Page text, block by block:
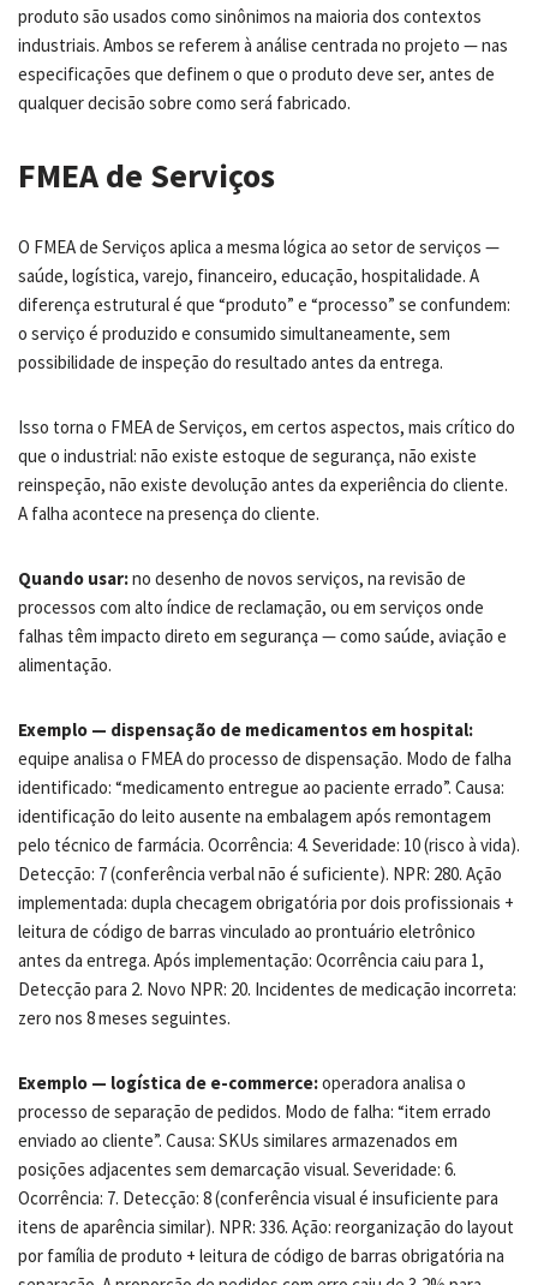
produto são usados como sinônimos na maioria dos contextos
industriais. Ambos se referem à análise centrada no projeto — nas
especificações que definem o que o produto deve ser, antes de
qualquer decisão sobre como será fabricado.
FMEA de Serviços
O FMEA de Serviços aplica a mesma lógica ao setor de serviços —
saúde, logística, varejo, financeiro, educação, hospitalidade. A
diferença estrutural é que “produto” e “processo” se confundem:
o serviço é produzido e consumido simultaneamente, sem
possibilidade de inspeção do resultado antes da entrega.
Isso torna o FMEA de Serviços, em certos aspectos, mais crítico do
que o industrial: não existe estoque de segurança, não existe
reinspeção, não existe devolução antes da experiência do cliente.
A falha acontece na presença do cliente.
Quando usar:no desenho de novos serviços, na revisão de
processos com alto índice de reclamação, ou em serviços onde
falhas têm impacto direto em segurança — como saúde, aviação e
alimentação.
Exemplo — dispensação de medicamentos em hospital:
equipe analisa o FMEA do processo de dispensação. Modo de falha
identificado: “medicamento entregue ao paciente errado”. Causa:
identificação do leito ausente na embalagem após remontagem
pelo técnico de farmácia. Ocorrência: 4. Severidade: 10 (risco à vida).
Detecção: 7 (conferência verbal não é suficiente). NPR: 280. Ação
implementada: dupla checagem obrigatória por dois profissionais +
leitura de código de barras vinculado ao prontuário eletrônico
antes da entrega. Após implementação: Ocorrência caiu para 1,
Detecção para 2. Novo NPR: 20. Incidentes de medicação incorreta:
zero nos 8 meses seguintes.
Exemplo — logística de e-commerce:operadora analisa o
processo de separação de pedidos. Modo de falha: “item errado
enviado ao cliente”. Causa: SKUs similares armazenados em
posições adjacentes sem demarcação visual. Severidade: 6.
Ocorrência: 7. Detecção: 8 (conferência visual é insuficiente para
itens de aparência similar). NPR: 336. Ação: reorganização do layout
por família de produto + leitura de código de barras obrigatória na